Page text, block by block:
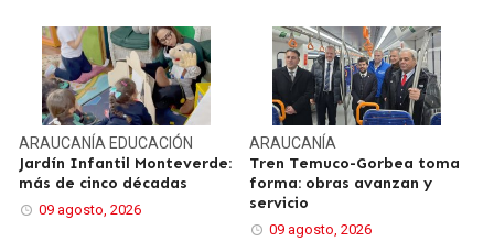
ARAUCANÍA EDUCACIÓN
Jardín Infantil Monteverde:
más de cinco décadas
09 agosto, 2026
ARAUCANÍA
Tren Temuco-Gorbea toma
forma: obras avanzan y
servicio
09 agosto, 2026